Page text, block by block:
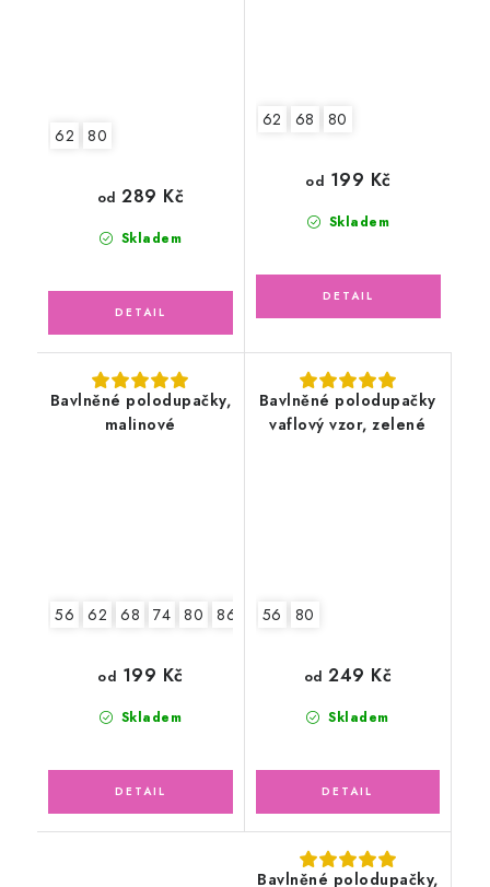
62 80
Skladem
od 289 Kč
62 68 80
Skladem
od 199 Kč
Bavlněné polodupačky,
malinové
56 62 68 74 80 86 92
Skladem
od 199 Kč
Bavlněné polodupačky
vaflový vzor, zelené
56 80
Skladem
od 249 Kč
Bavlněné polodupačky,